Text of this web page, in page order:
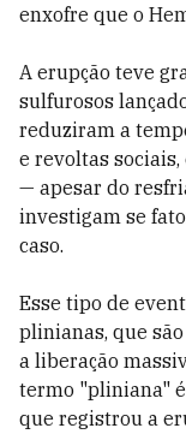
enxofre que o
A erupção teve
sulfurosos
reduziram a
e revoltas
— apesar do
investigam se
caso.
Esse tipo de
plinianas, que
a liberação
termo "pliniana"
que registrou a